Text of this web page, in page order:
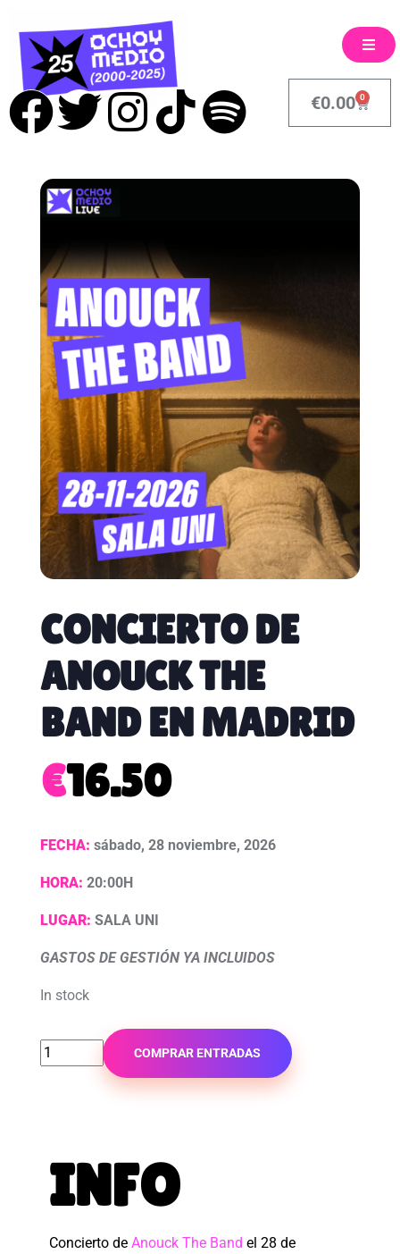
€0.00 0
CONCIERTO DE
ANOUCK THE
BAND EN MADRID
€16.50
FECHA: sábado, 28 noviembre, 2026
HORA: 20:00H
LUGAR: SALA UNI
GASTOS DE GESTIÓN YA INCLUIDOS
In stock
COMPRAR ENTRADAS
INFO
Concierto de Anouck The Band el 28 de